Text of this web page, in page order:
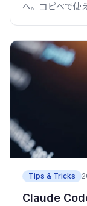
へ。コピペで使
Tips & Tricks
Claude